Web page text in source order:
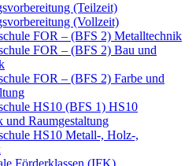
(Teilzeit)
(Vollzeit)
FOR – (BFS 2) Metalltechnik
FOR – (BFS 2) Bau und
FOR – (BFS 2) Farbe und
HS10 (BFS 1) HS10
und Raumgestaltung
HS10 Metall-, Holz-,
Förderklassen (IFK)